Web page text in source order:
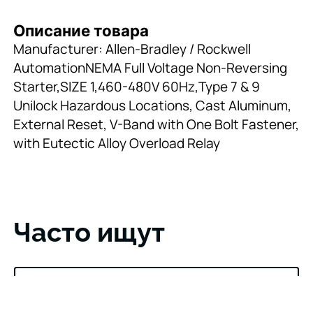
Описание товара
Manufacturer: Allen-Bradley / Rockwell
AutomationNEMA Full Voltage Non-Reversing
Starter,SIZE 1,460-480V 60Hz,Type 7 & 9
Unilock Hazardous Locations, Cast Aluminum,
External Reset, V-Band with One Bolt Fastener,
with Eutectic Alloy Overload Relay
Часто ищут